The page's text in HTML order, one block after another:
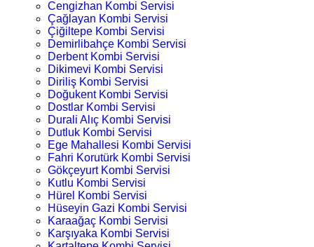
Cengizhan Kombi Servisi
Çağlayan Kombi Servisi
Çiğiltepe Kombi Servisi
Demirlibahçe Kombi Servisi
Derbent Kombi Servisi
Dikimevi Kombi Servisi
Diriliş Kombi Servisi
Doğukent Kombi Servisi
Dostlar Kombi Servisi
Durali Alıç Kombi Servisi
Dutluk Kombi Servisi
Ege Mahallesi Kombi Servisi
Fahri Korutürk Kombi Servisi
Gökçeyurt Kombi Servisi
Kutlu Kombi Servisi
Hürel Kombi Servisi
Hüseyin Gazi Kombi Servisi
Karaağaç Kombi Servisi
Karşıyaka Kombi Servisi